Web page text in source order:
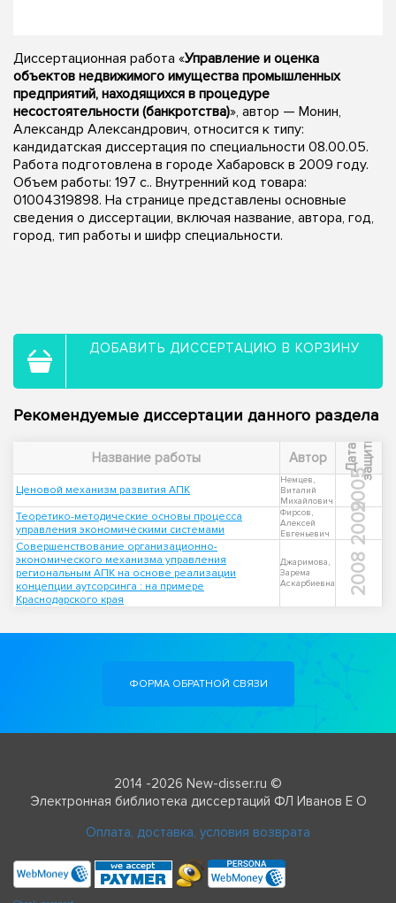
Диссертационная работа «Управление и оценка
объектов недвижимого имущества промышленных
предприятий, находящихся в процедуре
несостоятельности (банкротства)», автор — Монин,
Александр Александрович, относится к типу:
кандидатская диссертация по специальности 08.00.05.
Работа подготовлена в городе Хабаровск в 2009 году.
Объем работы: 197 с.. Внутренний код товара:
01004319898. На странице представлены основные
сведения о диссертации, включая название, автора, год,
город, тип работы и шифр специальности.
ДОБАВИТЬ ДИССЕРТАЦИЮ В КОРЗИНУ
Рекомендуемые диссертации данного раздела
Название работы Автор Д
а
т
а
з
а
щ
и
ты
Ценовой механизм развития АПК
Немцев,
Виталий
Михайлович
2005
Теоретико-методические основы процесса
управления экономическими системами
Фирсов,
Алексей
Евгеньевич
2009
Совершенствование организационно-
экономического механизма управления
региональным АПК на основе реализации
концепции аутсорсинга : на примере
Краснодарского края
Джаримова,
Зарема
Аскарбиевна
2008
ФОРМА ОБРАТНОЙ СВЯЗИ
2014 -2026 New-disser.ru ©
Электронная библиотека диссертаций ФЛ Иванов Е О
Оплата, доставка, условия возврата